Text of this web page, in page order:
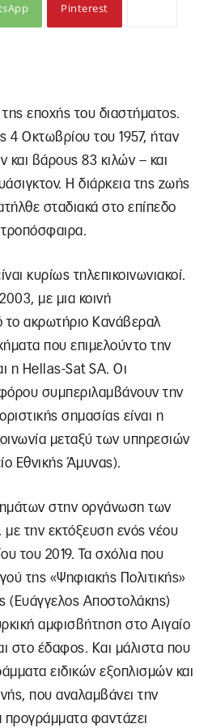
Pinterest
εποχής του διαστήματος.
4 Οκτωβρίου του 1957, ήταν
και βάρους 83 κιλών – και
Η διάρκεια της ζωής
σταδιακά στο επίπεδο
τροπόσφαιρα.
κυρίως τηλεπικοινωνιακοί.
με μια κοινή
το ακρωτήριο Κανάβεραλ
που επιμελούντο την
η Hellas-Sat SA. Οι
συμπεριλαμβάνουν την
σημασίας είναι η
μεταξύ των υπηρεσιών
Εθνικής Άμυνας).
στην οργάνωση των
την εκτόξευση ενός νέου
του 2019. Τα σχόλια που
της «Ψηφιακής Πολιτικής»
(Ευάγγελος Αποστολάκης)
αμφισβήτηση στο Αιγαίο
στο έδαφος. Και μάλιστα που
ειδικών εξοπλισμών και
που αναλαμβάνει την
προγράμματα φαντάζει